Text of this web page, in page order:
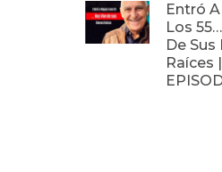
Entró
Los
De Sus
Raíces |